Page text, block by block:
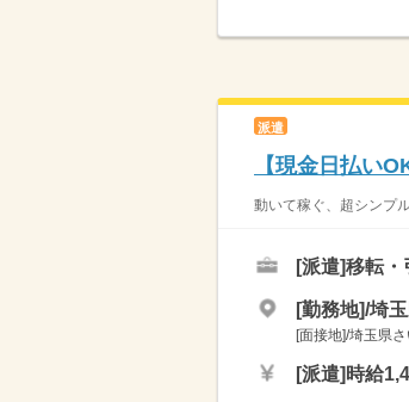
派遣
【現金日払い
動いて稼ぐ、超シンプ
[派遣]移転・
[勤務地]/埼
[面接地]/埼玉県
[派遣] 時給